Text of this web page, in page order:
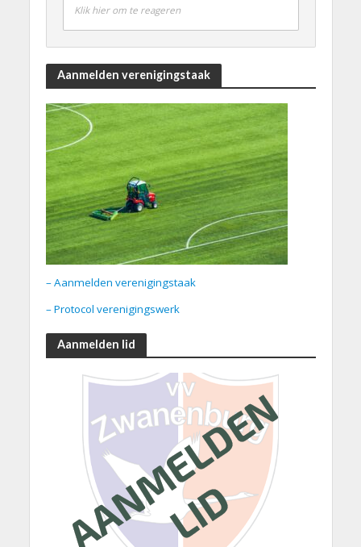
Klik hier om te reageren
Aanmelden verenigingstaak
– Aanmelden verenigingstaak
– Protocol verenigingswerk
Aanmelden lid